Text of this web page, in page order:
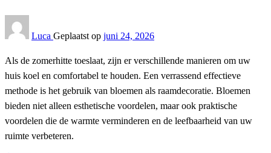
Luca Geplaatst op juni 24, 2026
Als de zomerhitte toeslaat, zijn er verschillende manieren om uw
huis koel en comfortabel te houden. Een verrassend effectieve
methode is het gebruik van bloemen als raamdecoratie. Bloemen
bieden niet alleen esthetische voordelen, maar ook praktische
voordelen die de warmte verminderen en de leefbaarheid van uw
ruimte verbeteren.